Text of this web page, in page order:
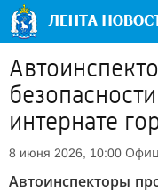
интернате
8 июня 2026, 10:00
Автоинспекторы